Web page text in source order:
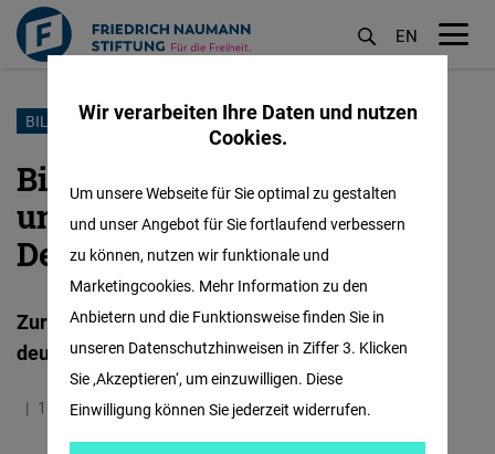
Direkt
Inhalt
EN
BILDUNG
Bildungsdefizit Wirtschaft
und Unternehmertum in
Deutschland
Zur Darstellung wirtschaftlicher Themen in
deutschen Schulbüchern
18.03.2024 3.3 Minuten
Wir verarbeiten Ihre Daten und nutzen
Cookies.
Um unsere Webseite für Sie optimal zu gestalten
und unser Angebot für Sie fortlaufend verbessern
zu können, nutzen wir funktionale und
Marketingcookies. Mehr Information zu den
Anbietern und die Funktionsweise finden Sie in
unseren Datenschutzhinweisen in Ziffer 3. Klicken
Sie ‚Akzeptieren‘, um einzuwilligen. Diese
Einwilligung können Sie jederzeit widerrufen.